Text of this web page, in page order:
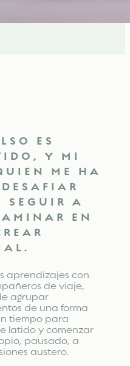
ES
Y MI
ME HA
SEGUIR A
EN
aprendizajes con
de viaje,
agrupar
de una forma
tiempo para
latido y comenzar
pausado, a
austero.